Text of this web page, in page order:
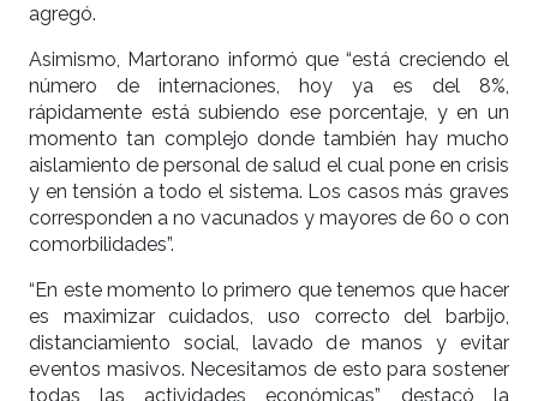
agregó.
Asimismo, Martorano informó que “está creciendo el
número de internaciones, hoy ya es del 8%,
rápidamente está subiendo ese porcentaje, y en un
momento tan complejo donde también hay mucho
aislamiento de personal de salud el cual pone en crisis
y en tensión a todo el sistema. Los casos más graves
corresponden a no vacunados y mayores de 60 o con
comorbilidades”.
“En este momento lo primero que tenemos que hacer
es maximizar cuidados, uso correcto del barbijo,
distanciamiento social, lavado de manos y evitar
eventos masivos. Necesitamos de esto para sostener
todas las actividades económicas”, destacó la